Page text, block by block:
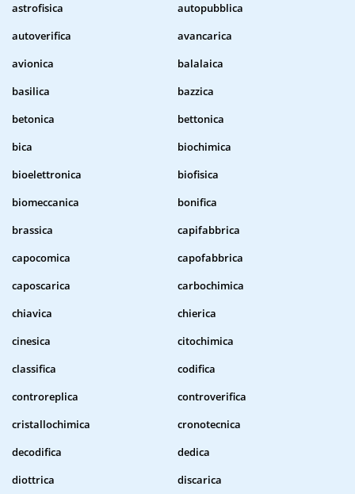
astrofisica
autopubblica
autoverifica
avancarica
avionica
balalaica
basilica
bazzica
betonica
bettonica
bica
biochimica
bioelettronica
biofisica
biomeccanica
bonifica
brassica
capifabbrica
capocomica
capofabbrica
caposcarica
carbochimica
chiavica
chierica
cinesica
citochimica
classifica
codifica
controreplica
controverifica
cristallochimica
cronotecnica
decodifica
dedica
diottrica
discarica